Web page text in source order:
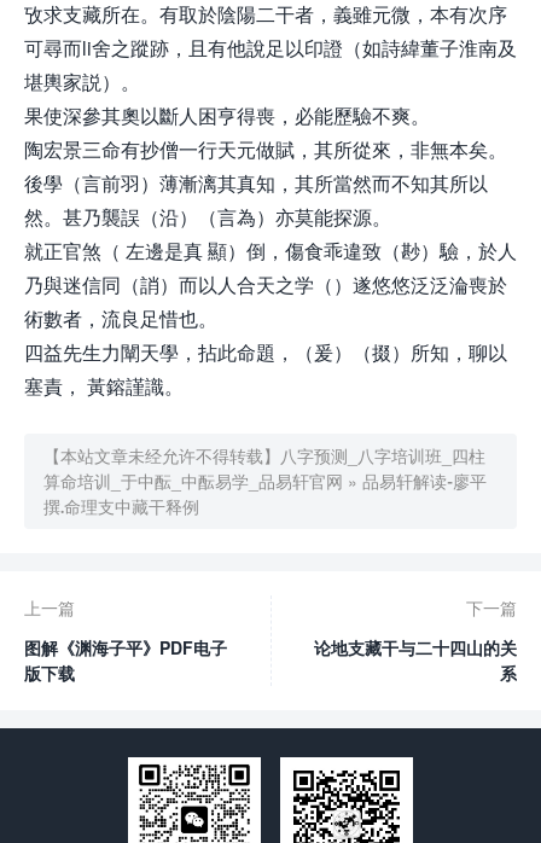
攷求支藏所在。有取於陰陽二干者，義雖元微，本有次序
可尋而li舍之蹤跡，且有他說足以印證（如詩緯董子淮南及
堪輿家説）。
果使深參其奧以斷人困亨得喪，必能歷驗不爽。
陶宏景三命有抄僧一行天元做賦，其所從來，非無本矣。
後學（言前羽）薄漸漓其真知，其所當然而不知其所以
然。甚乃襲誤（沿）（言為）亦莫能探源。
就正官煞（ 左邊是真 顯）倒，傷食乖違致（尠）驗，於人
乃與迷信同（誚）而以人合天之学（）遂悠悠泛泛淪喪於
術數者，流良足惜也。
四益先生力闡天學，拈此命題，（爰）（掇）所知，聊以
塞責， 黃鎔謹識。
【本站文章未经允许不得转载】
八字预测_八字培训班_四柱
算命培训_于中酝_中酝易学_品易轩官网 » 品易轩解读-廖平
撰.命理支中藏干释例
上一篇
图解《渊海子平》PDF电子
版下载
下一篇
论地支藏干与二十四山的关
系